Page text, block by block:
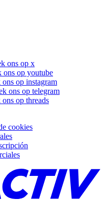
ons op x
ons op youtube
ons op instagram
ons op telegram
op threads
cookies